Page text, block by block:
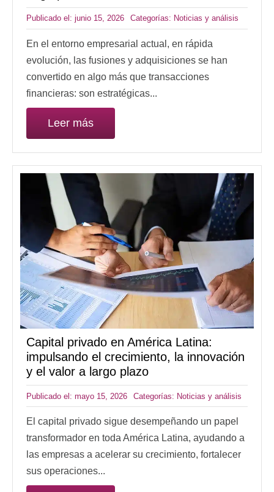
Publicado el: junio 15, 2026 Categorías: Noticias y análisis
En el entorno empresarial actual, en rápida
evolución, las fusiones y adquisiciones se han
convertido en algo más que transacciones
financieras: son estratégicas...
Leer más
Capital privado en América Latina:
impulsando el crecimiento, la innovación
y el valor a largo plazo
Publicado el: mayo 15, 2026 Categorías: Noticias y análisis
El capital privado sigue desempeñando un papel
transformador en toda América Latina, ayudando a
las empresas a acelerar su crecimiento, fortalecer
sus operaciones...